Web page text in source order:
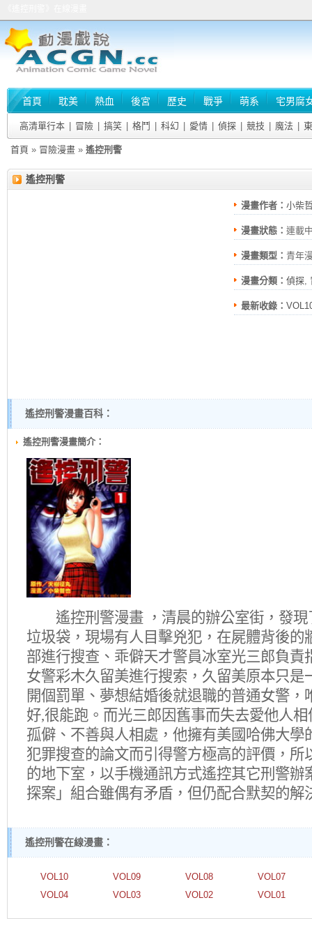
首頁 耽美 熱血 後宮 歷史 戰爭 萌系 宅男腐
高清單行本 冒險 搞笑 格鬥 科幻 愛情 偵探 競技 魔法
首頁 » 冒險漫畫 » 遙控刑警
遙控刑警
漫畫作者： 小柴
漫畫狀態： 連載
漫畫類型： 青年
漫畫分類： 偵探,
最新收錄：
遙控刑警漫畫百科：
遙控刑警漫畫簡介：
遙控刑警漫畫 ，清晨的辦公室街，發
垃圾袋，現場有人目擊兇犯，在屍體背後的
部進行搜查、乖僻天才警員冰室光三郎負責
女警彩木久留美進行搜索，久留美原本只是
開個罰單、夢想結婚後就退職的普通女警，
好,很能跑。而光三郎因舊事而失去愛他人
孤僻、不善與人相處，他擁有美國哈佛大學
犯罪搜查的論文而引得警方極高的評價，所
的地下室，以手機通訊方式遙控其它刑警辦
探案」組合雖偶有矛盾，但仍配合默契的解
遙控刑警在線漫畫：
VOL10 VOL09 VOL08
VOL07
VOL04
VOL03 VOL02 VOL01